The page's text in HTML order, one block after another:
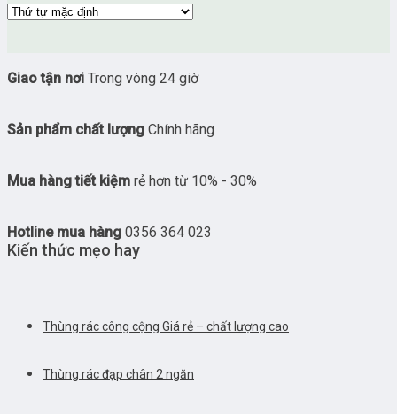
Giao tận nơi Trong vòng 24 giờ
Sản phẩm chất lượng Chính hãng
Mua hàng tiết kiệm rẻ hơn từ 10% - 30%
Hotline mua hàng 0356 364 023
Kiến thức mẹo hay
Thùng rác công cộng Giá rẻ – chất lượng cao
Thùng rác đạp chân 2 ngăn